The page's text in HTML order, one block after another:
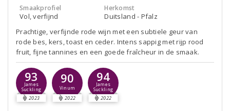
Smaakprofiel
Vol, verfijnd
Herkomst
Duitsland - Pfalz
Prachtige, verfijnde rode wijn met een subtiele geur van
rode bes, kers, toast en ceder. Intens sappig met rijp rood
fruit, fijne tannines en een goede fraîcheur in de smaak.
93
James
Suckling
2023
90
Vinum
2022
94
James
Suckling
2022